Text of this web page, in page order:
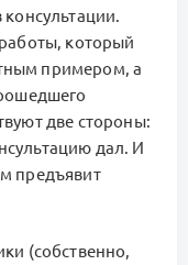
консультации.
который
примером, а
две стороны:
дал. И
предъявит
(собственно,